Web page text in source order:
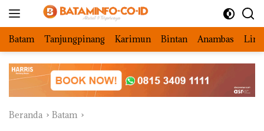
Batam Tanjungpinang Karimun Bintan Anambas
Beranda Batam